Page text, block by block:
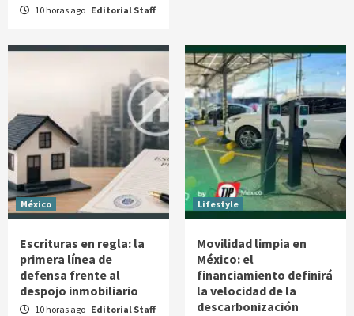
10 horas ago Editorial Staff
México
Escrituras en regla: la
primera línea de
defensa frente al
despojo inmobiliario
10 horas ago Editorial Staff
Lifestyle
Movilidad limpia en
México: el
financiamiento definirá
la velocidad de la
descarbonización